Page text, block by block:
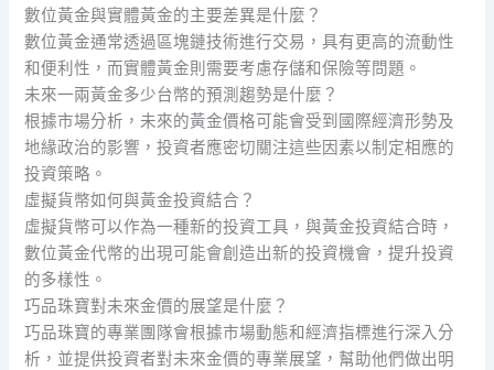
數位黃金與實體黃金的主要差異是什麼？
數位黃金通常透過區塊鏈技術進行交易，具有更高的流動性
和便利性，而實體黃金則需要考慮存儲和保險等問題。
未來一兩黃金多少台幣的預測趨勢是什麼？
根據市場分析，未來的黃金價格可能會受到國際經濟形勢及
地緣政治的影響，投資者應密切關注這些因素以制定相應的
投資策略。
虛擬貨幣如何與黃金投資結合？
虛擬貨幣可以作為一種新的投資工具，與黃金投資結合時，
數位黃金代幣的出現可能會創造出新的投資機會，提升投資
的多樣性。
巧品珠寶對未來金價的展望是什麼？
巧品珠寶的專業團隊會根據市場動態和經濟指標進行深入分
析，並提供投資者對未來金價的專業展望，幫助他們做出明